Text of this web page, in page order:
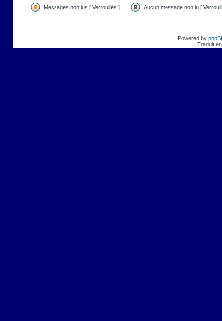
Messages non lus [ Verrouillés ] Aucun message non lu [
Powered by
Traduit